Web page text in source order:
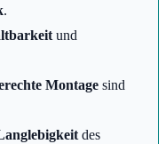
.
und
Montage sind
des